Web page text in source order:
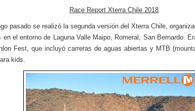
Race Report Xterra Chile 2018
pasado se realizó la segunda versión del Xterra Chile,
en el entorno de Laguna Valle Maipo, Romeral, San Bernardo.
Fest, que incluyó carreras de aguas abiertas y MTB
kids.